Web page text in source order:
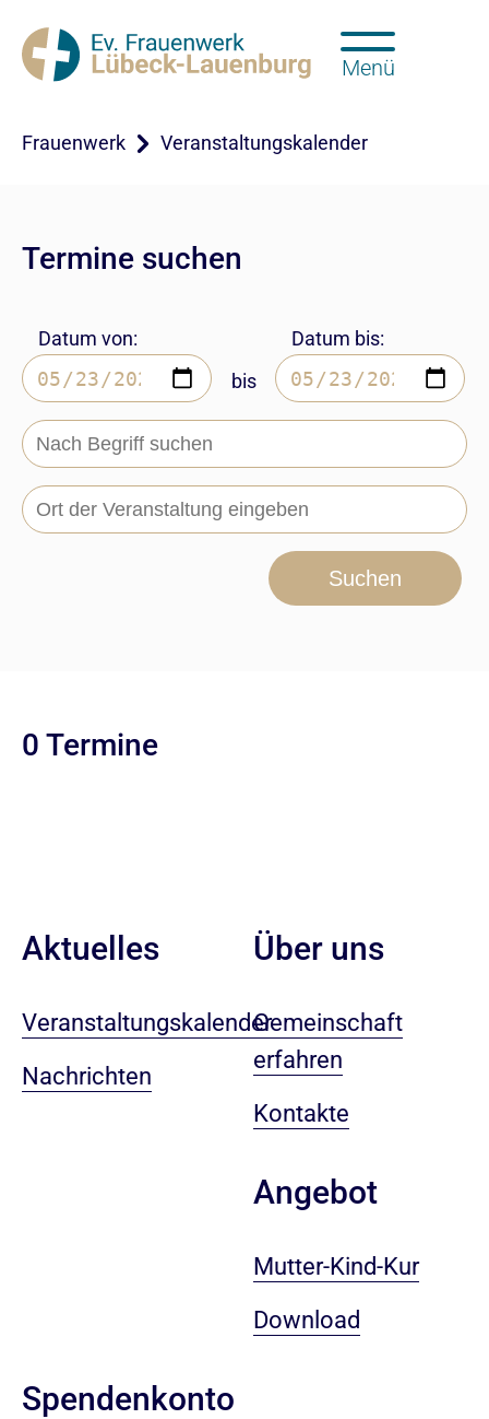
Menü
Frauenwerk Veranstaltungskalender
Termine suchen
Datum von:
bis
Datum bis:
Suchen
0 Termine
Aktuelles
Veranstaltungskalender
Nachrichten
Über uns
Gemeinschaft
erfahren
Kontakte
Angebot
Mutter-Kind-Kur
Download
Spendenkonto